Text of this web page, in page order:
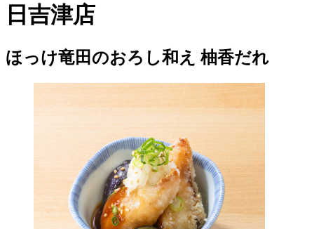
日吉津店
ほっけ竜田のおろし和え 柚香だれ